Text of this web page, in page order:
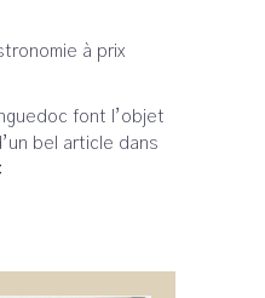
à prix
font l’objet
bel article dans